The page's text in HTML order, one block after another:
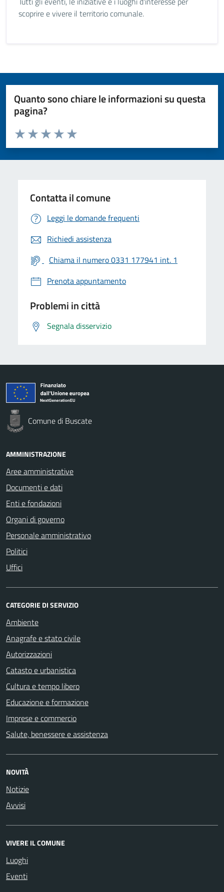
scoprire e vivere il territorio comunale.
Quanto sono chiare le informazioni su questa
pagina?
Valuta da 1 a 5 stelle la pagina
Valuta 5 stelle su 5
Valuta 4 stelle su 5
Valuta 3 stelle su 5
Valuta 2 stelle su 5
Valuta 1 stelle su 5
Contatta il comune
Leggi le domande frequenti
Richiedi assistenza
Chiama il numero 0331 177941 int. 1
Prenota appuntamento
Problemi in città
Segnala disservizio
Comune di Buscate
AMMINISTRAZIONE
Aree amministrative
Documenti e dati
Enti e fondazioni
Organi di governo
Personale amministrativo
Politici
Uffici
CATEGORIE DI SERVIZIO
Ambiente
Anagrafe e stato civile
Autorizzazioni
Catasto e urbanistica
Cultura e tempo libero
Educazione e formazione
Imprese e commercio
Salute, benessere e assistenza
NOVITÀ
Notizie
Avvisi
VIVERE IL COMUNE
Luoghi
Eventi